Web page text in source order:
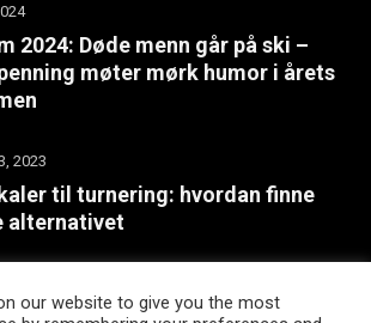
2024: Døde menn går på ski –
møter mørk humor i årets
2023
til turnering: hvordan finne
alternativet
5 kunst- og
our website to give you the most